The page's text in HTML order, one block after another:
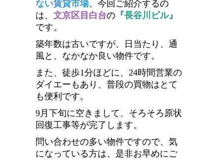
ない賃貸市場、今回ご紹介するの
は、 文京区目白台の 『長谷川ビル』
です。
築年数は古いですが、日当たり、通
風と、なかなか良い物件です。
また、徒歩1分ほどに、24時間営業の
ダイエーもあり、普段の買物はとて
も便利です。
9月下旬に空きまして、そろそろ原状
回復工事等が完了します。
問い合わせの多い物件ですので、気
になっている方は、是非お早めにご